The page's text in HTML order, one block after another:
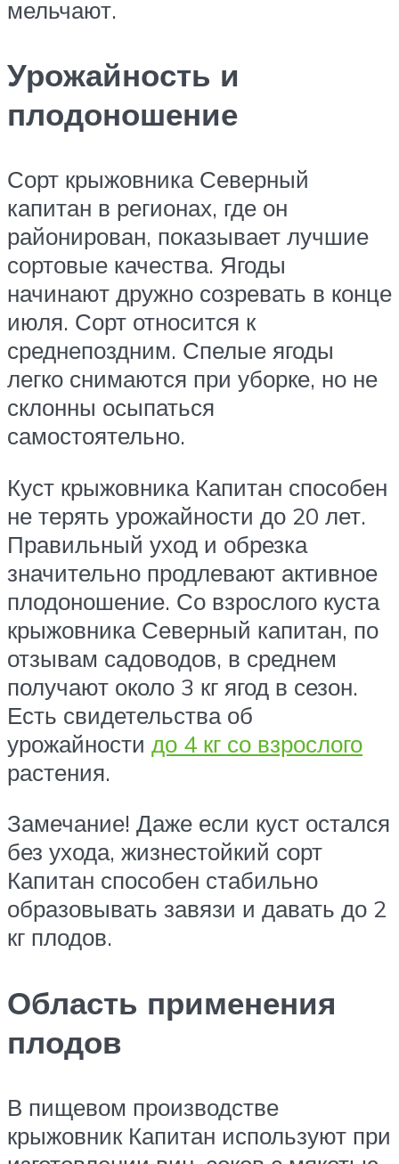
мельчают.
Урожайность и
плодоношение
Сорт крыжовника Северный
капитан в регионах, где он
районирован, показывает лучшие
сортовые качества. Ягоды
начинают дружно созревать в конце
июля. Сорт относится к
среднепоздним. Спелые ягоды
легко снимаются при уборке, но не
склонны осыпаться
самостоятельно.
Куст крыжовника Капитан способен
не терять урожайности до 20 лет.
Правильный уход и обрезка
значительно продлевают активное
плодоношение. Со взрослого куста
крыжовника Северный капитан, по
отзывам садоводов, в среднем
получают около 3 кг ягод в сезон.
Есть свидетельства об
урожайности до 4 кг со взрослого
растения.
Замечание! Даже если куст остался
без ухода, жизнестойкий сорт
Капитан способен стабильно
образовывать завязи и давать до 2
кг плодов.
Область применения
плодов
В пищевом производстве
крыжовник Капитан используют при